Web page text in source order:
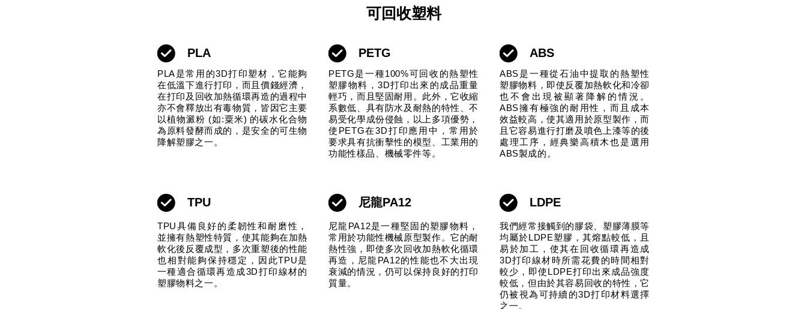
可回收塑料
PLA
PLA是常用的3D打印塑材，它能夠
在低溫下進行打印，而且價錢經濟，
在打印及回收加熱循環再造的過程中
亦不會釋放出有毒物質，皆因它主要
以植物澱粉 (如:粟米) 的碳水化合物
為原料發酵而成的，是安全的可生物
降解塑膠之一。
PETG
PETG是一種100%可回收的熱塑性
塑膠物料，3D打印出來的成品重量
輕巧，而且堅固耐用。此外，它收縮
系數低、具有防水及耐熱的特性、不
易受化學成份侵蝕，以上多項優勢，
使PETG在3D打印應用中，常用於
要求具有抗衝擊性的模型、工業用的
功能性樣品、機械零件等。
ABS
ABS是一種從石油中提取的熱塑性
塑膠物料，即使反覆加熱軟化和冷卻
也不會出現被顯著降解的情況。
ABS擁有極強的耐用性，而且成本
效益較高，使其適用於原型製作，而
且它容易進行打磨及噴色上漆等的後
處理工序，經典樂高積木也是選用
ABS製成的。
TPU
TPU具備良好的柔韌性和耐磨性，
並擁有熱塑性特質，使其能夠在加熱
軟化後反覆成型，多次重塑後的性能
也相對能夠保持穩定，因此TPU是
一種適合循環再造成3D打印線材的
塑膠物料之一。
尼龍PA12
尼龍PA12是一種堅固的塑膠物料，
常用於功能性機械原型製作。它的耐
熱性強，即使多次回收加熱軟化循環
再造，尼龍PA12的性能也不大出現
衰減的情況，仍可以保持良好的打印
質量。
LDPE
我們經常接觸到的膠袋、塑膠薄膜等
均屬於LDPE塑膠，其熔點較低，且
易於加工，使其在回收循環再造成
3D打印線材時所需花費的時間相對
較少，即使LDPE打印出來成品強度
較低，但由於其容易回收的特性，它
仍被視為可持續的3D打印材料選擇
之一。